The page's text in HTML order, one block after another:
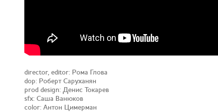
director, editor: Рома Глова
dop: Роберт Саруханян
prod design: Денис Токарев
sfx: Саша Ванюков
color: Антон Цимерман